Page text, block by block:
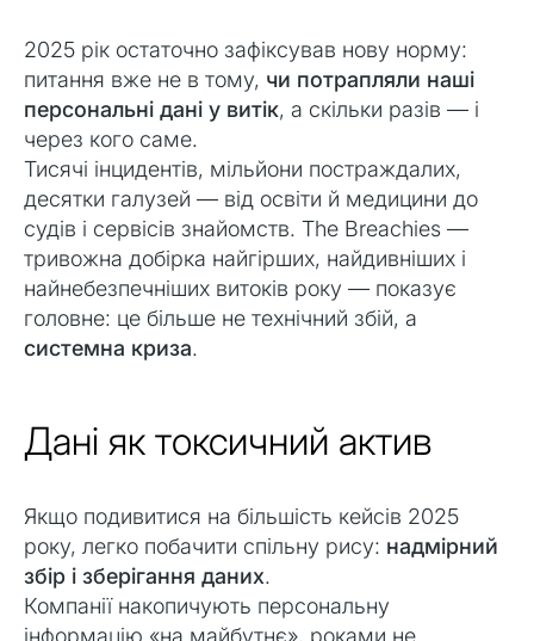
2025 рік остаточно зафіксував нову норму:
питання вже не в тому, чи потрапляли наші
персональні дані у витік, а скільки разів — і
через кого саме.
Тисячі інцидентів, мільйони постраждалих,
десятки галузей — від освіти й медицини до
судів і сервісів знайомств. The Breachies —
тривожна добірка найгірших, найдивніших і
найнебезпечніших витоків року — показує
головне: це більше не технічний збій, а
системна криза.
Дані як токсичний актив
Якщо подивитися на більшість кейсів 2025
року, легко побачити спільну рису: надмірний
збір і зберігання даних.
Компанії накопичують персональну
інформацію «на майбутнє», роками не